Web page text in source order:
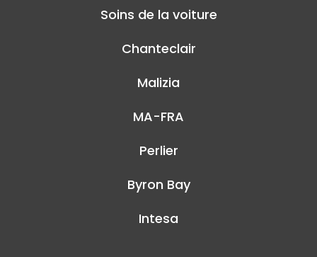
Soins de la voiture
Chanteclair
Malizia
MA-FRA
Perlier
Byron Bay
Intesa